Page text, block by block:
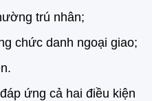
trú nhân;
chức danh ngoại giao;
ứng cả hai điều kiện